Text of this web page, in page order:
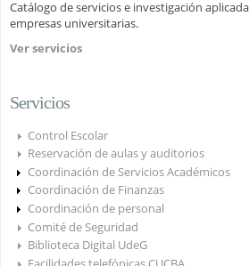
Catálogo de servicios e investigación
empresas universitarias.
Ver servicios
Servicios
Control Escolar
Reservación de aulas y auditorios
Coordinación de Servicios Académicos
Coordinación de Finanzas
Coordinación de personal
Comité de Seguridad
Biblioteca Digital UdeG